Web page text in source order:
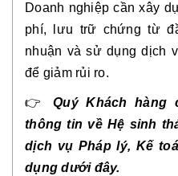
Doanh nghiệp cần xây
phí, lưu trữ chứng từ
nhuận và sử dụng dịch
để giảm rủi ro.
👉Quý Khách hàng
thông tin về Hệ sinh
dịch vụ Pháp lý, Kế
dụng dưới đây.